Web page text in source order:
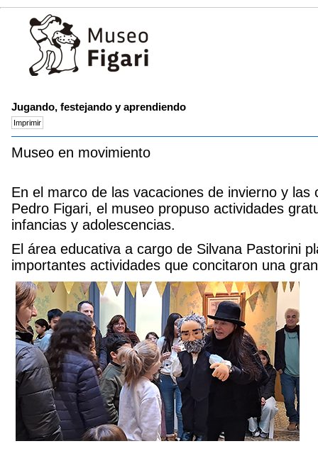
Jugando, festejando y aprendiendo
Museo en movimiento
En el marco de las vacaciones de invierno y las
Pedro Figari, el museo propuso actividades
infancias y adolescencias.
El área educativa a cargo de Silvana Pastorini
importantes actividades que concitaron una